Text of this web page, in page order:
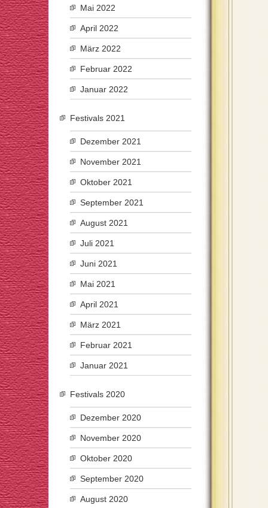
Mai 2022
April 2022
März 2022
Februar 2022
Januar 2022
Festivals 2021
Dezember 2021
November 2021
Oktober 2021
September 2021
August 2021
Juli 2021
Juni 2021
Mai 2021
April 2021
März 2021
Februar 2021
Januar 2021
Festivals 2020
Dezember 2020
November 2020
Oktober 2020
September 2020
August 2020